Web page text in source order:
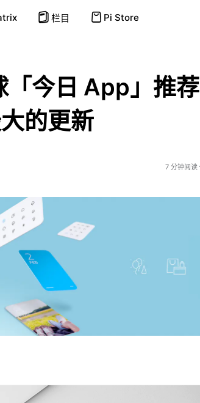
栏目 Pi Store
今日 App」推荐
的更新
7 分钟阅读